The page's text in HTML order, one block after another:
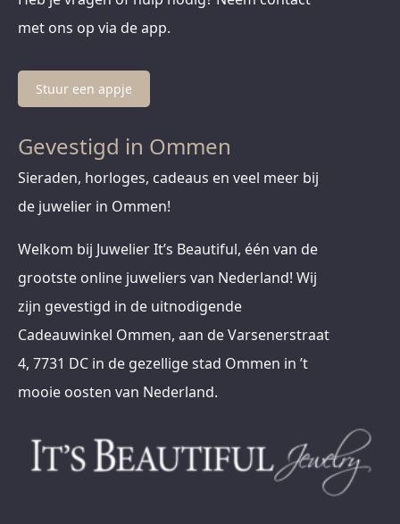
met ons op via de app.
Stuur een appje
Gevestigd in Ommen
Sieraden, horloges, cadeaus en veel meer bij
de juwelier in Ommen!
Welkom bij Juwelier It’s Beautiful, één van de
grootste online juweliers van Nederland! Wij
zijn gevestigd in de uitnodigende
Cadeauwinkel Ommen, aan de Varsenerstraat
4, 7731 DC in de gezellige stad Ommen in ’t
mooie oosten van Nederland.